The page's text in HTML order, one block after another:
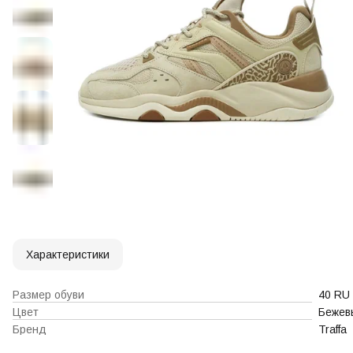
Характеристики
Размер обуви
40 RU
Цвет
Бренд
Traffa